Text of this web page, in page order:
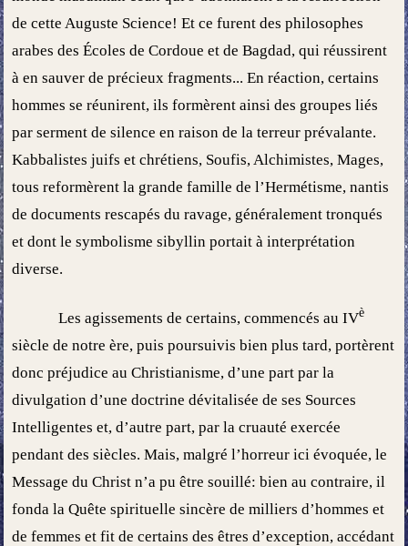
de cette Auguste Science! Et ce furent des philosophes
arabes des Écoles de Cordoue et de Bagdad, qui réussirent
à en sauver de précieux fragments... En réaction, certains
hommes se réunirent, ils formèrent ainsi des groupes liés
par serment de silence en raison de la terreur prévalante.
Kabbalistes juifs et chrétiens, Soufis, Alchimistes, Mages,
tous reformèrent la grande famille de l’Hermétisme, nantis
de documents rescapés du ravage, généralement tronqués
et dont le symbolisme sibyllin portait à interprétation
diverse.
Les agissements de certains, commencés au IVè
siècle de notre ère, puis poursuivis bien plus tard, portèrent
donc préjudice au Christianisme, d’une part par la
divulgation d’une doctrine dévitalisée de ses Sources
Intelligentes et, d’autre part, par la cruauté exercée
pendant des siècles. Mais, malgré l’horreur ici évoquée, le
Message du Christ n’a pu être souillé: bien au contraire, il
fonda la Quête spirituelle sincère de milliers d’hommes et
de femmes et fit de certains des êtres d’exception, accédant